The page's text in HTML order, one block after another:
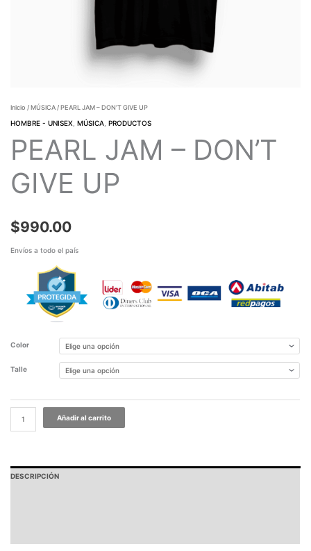
Inicio /MÚSICA / PEARL JAM – DON’T GIVE UP
HOMBRE - UNISEX ,MÚSICA ,PRODUCTOS
PEARL JAM – DON’T
GIVE UP
$990.00
Envíos a todo el país
Color
Talle
Añadir al carrito
DESCRIPCIÓN